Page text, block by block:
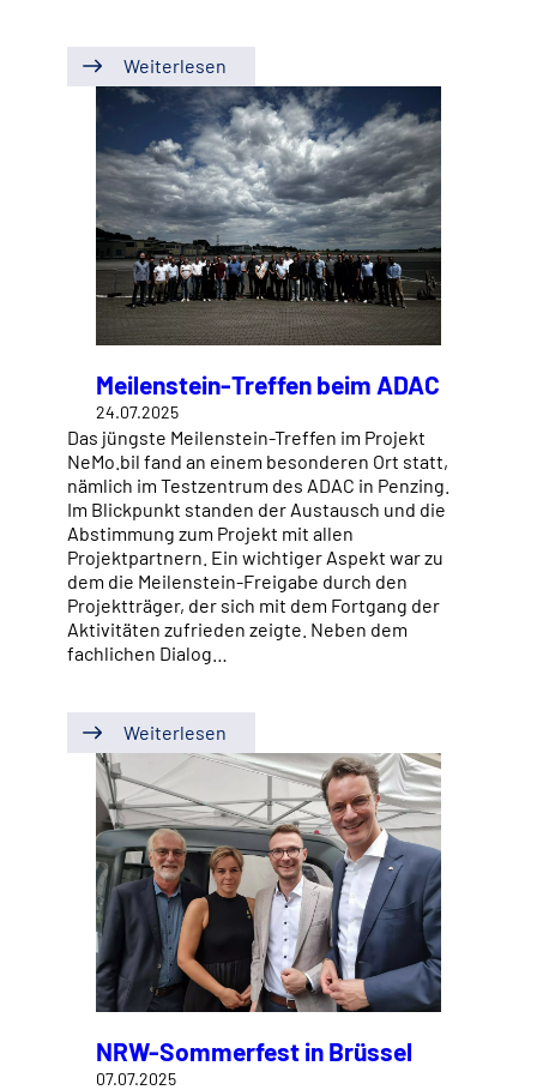
Weiterlesen
Meilenstein-Treffen beim ADAC
24.07.2025
Das jüngste Meilenstein-Treffen im Projekt
NeMo.bil fand an einem besonderen Ort statt,
nämlich im Testzentrum des ADAC in Penzing.
Im Blickpunkt standen der Austausch und die
Abstimmung zum Projekt mit allen
Projektpartnern. Ein wichtiger Aspekt war zu
dem die Meilenstein-Freigabe durch den
Projektträger, der sich mit dem Fortgang der
Aktivitäten zufrieden zeigte. Neben dem
fachlichen Dialog…
Weiterlesen
NRW-Sommerfest in Brüssel
07.07.2025